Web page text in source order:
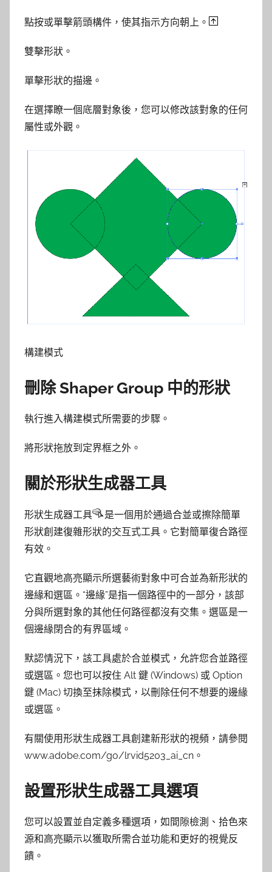
點按或單擊箭頭構件，使其指示方向朝上。
雙擊形狀。
單擊形狀的描邊。
在選擇瞭一個底層對象後，您可以修改該對象的任何
屬性或外觀。
構建模式
刪除 Shaper Group 中的形狀
執行進入構建模式所需要的步驟。
將形狀拖放到定界框之外。
關於形狀生成器工具
形狀生成器工具
是一個用於通過合並或擦除簡單
形狀創建復雜形狀的交互式工具。它對簡單復合路徑
有效。
它直觀地高亮顯示所選藝術對象中可合並為新形狀的
邊緣和選區。“邊緣”是指一個路徑中的一部分，該部
分與所選對象的其他任何路徑都沒有交集。選區是一
個邊緣閉合的有界區域。
默認情況下，該工具處於合並模式，允許您合並路徑
或選區。您也可以按住 Alt 鍵 (Windows) 或 Option
鍵 (Mac) 切換至抹除模式，以刪除任何不想要的邊緣
或選區。
有關使用形狀生成器工具創建新形狀的視頻，請參閱
www.adobe.com/go/lrvid5203_ai_cn。
設置形狀生成器工具選項
您可以設置並自定義多種選項，如間隙檢測、拾色來
源和高亮顯示以獲取所需合並功能和更好的視覺反
饋。